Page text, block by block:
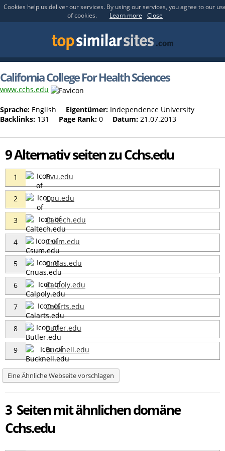
Cookies help us deliver our services. By using our services, you agree to our
of cookies.
Learn more Close
California College For Health Sciences
www.cchs.edu
Sprache: English Eigentümer: Independence University
Backlinks: 131 Page Rank: 0 Datum: 21.07.2013
9 Alternativ seiten zu Cchs.edu
1 Bvu.edu
2 Cpu.edu
3 Caltech.edu
4 Csum.edu
5 Cnuas.edu
6 Calpoly.edu
7 Calarts.edu
8 Butler.edu
9 Bucknell.edu
Eine Ähnliche Webseite vorschlagen
3 Seiten mit ähnlichen domäne
Cchs.edu